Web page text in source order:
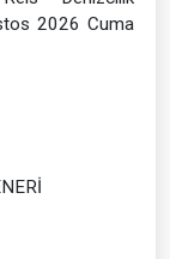
2026 Cuma